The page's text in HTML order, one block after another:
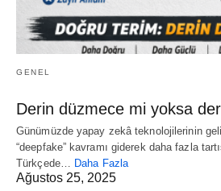
GENEL
Derin düzmece mi yoksa
Günümüzde yapay zekâ teknolojilerinin
“deepfake” kavramı giderek daha fazla
Türkçede… Daha Fazla
Ağustos 25, 2025